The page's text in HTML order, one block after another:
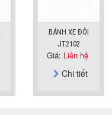
BÁNH XE ĐÔI
JT2102
Giá: Liên hệ
Chi tiết